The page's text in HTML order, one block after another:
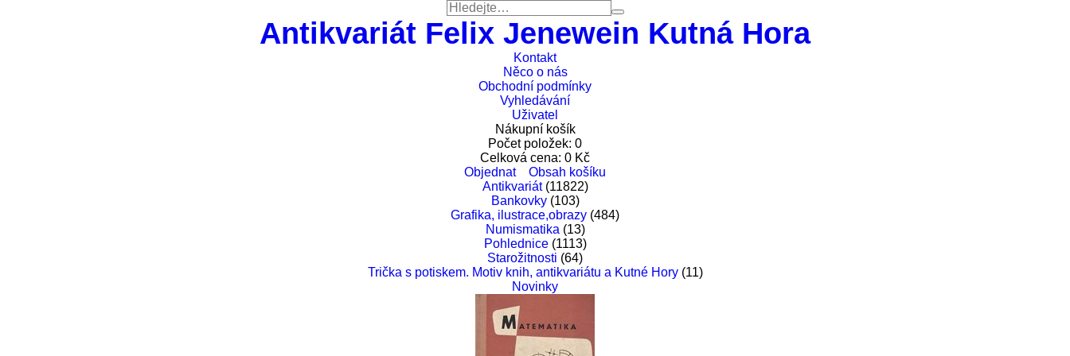
Antikvariát Felix Jenewein Kutná Hora
Kontakt
Něco o nás
Obchodní podmínky
Vyhledávání
Uživatel
Nákupní košík
Počet položek: 0
Celková cena: 0 Kč
Objednat
Obsah košíku
Antikvariát(11822)
Bankovky(103)
Grafika, ilustrace,obrazy (484)
Numismatika (13)
Pohlednice(1113)
Starožitnosti (64)
Trička s potiskem. Motiv knih, antikvariátu a Kutné Hory(11)
Novinky